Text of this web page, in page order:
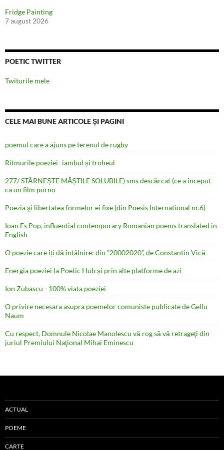
Fridge Painting
7 august 2026
POETIC TWITTER
Twiturile mele
CELE MAI BUNE ARTICOLE ȘI PAGINI
poemul care a ajuns pe terenul de rugby
Ritmurile poeziei- iambul și troheul
277/ STÂRNEȘTE MĂȘTILE SOLUBILE) sms descărcat (ce a început
ca un film porno
Poezia şi libertatea formelor ei fixe (din Poesis International nr.6)
Ioan Es Pop, influential contemporary Romanian poems translated in
English
O poezie care îți dă întâlnire: din ”20002020”, de Constantin Vică
Energia poeziei la Poetic Hub și prin alte platforme de azi
Ion Zubascu - 100% viata poeziei
O privire necesara asupra poemelor comuniste publicate de Gellu
Naum
Cu respect, Domnule Nicolae Manolescu vă rog să vă retrageţi din
juriul Premiului Naţional Mihai Eminescu
ACTUAL
POEME
CARTE